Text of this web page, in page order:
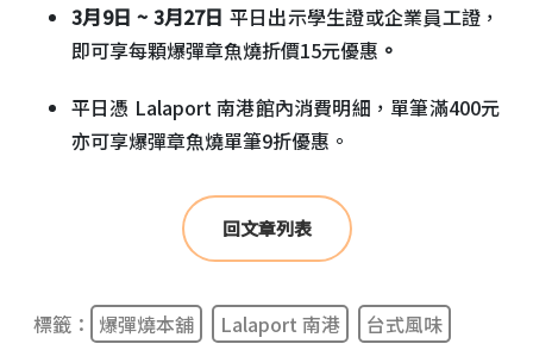
3月9日 ~ 3月27日 平日出示學生證或企業員工證，
即可享每顆爆彈章魚燒折價15元優惠 。
平日憑 Lalaport 南港館內消費明細，單筆滿400元
亦可享爆彈章魚燒單筆9折優惠。
回文章列表
標籤： 爆彈燒本舖 Lalaport 南港
台式風味